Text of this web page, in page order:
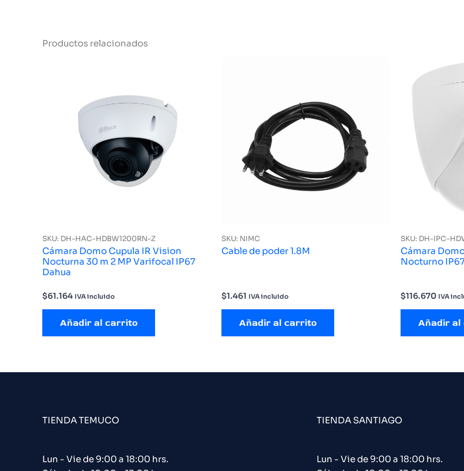
Productos relacionados
SKU: DH-HAC-HDBW1200RN-Z
Cámara Domo Cupula IR Vision
Nocturna 30 m 2 MP Varifocal IP67
Dahua
$61.164 IVA incluido
Añadir al carrito
SKU: NIMC
Cable de poder 1.8M
$1.461 IVA incluido
Añadir al carrito
SKU: DH-IPC-
Cámara
$116.670 IVA
Añadir
TIENDA TEMUCO
Lun - Vie de 9:00 a 18:00 hrs.
TIENDA SANTIAGO
Lun - Vie de 9:00 a 18:00 hrs.